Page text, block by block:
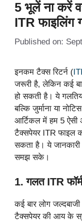
5 भूलें ना करें
ITR फाइलिंग
Published on:
इनकम टैक्स रिटर्न (
जरूरी है, लेकिन कई
हो सकती है। ये
बल्कि जुर्माना या
आर्टिकल में हम 5 ऐसी
टैक्सपेयर ITR फाइल
सकता है। ये
समझ सके।
1. गलत ITR
कई बार लोग
टैक्सपेयर की आय के